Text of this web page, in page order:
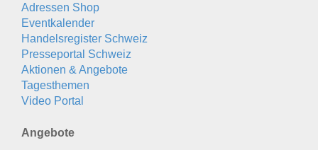
Adressen Shop
Eventkalender
Handelsregister Schweiz
Presseportal Schweiz
Aktionen & Angebote
Tagesthemen
Video Portal
Angebote